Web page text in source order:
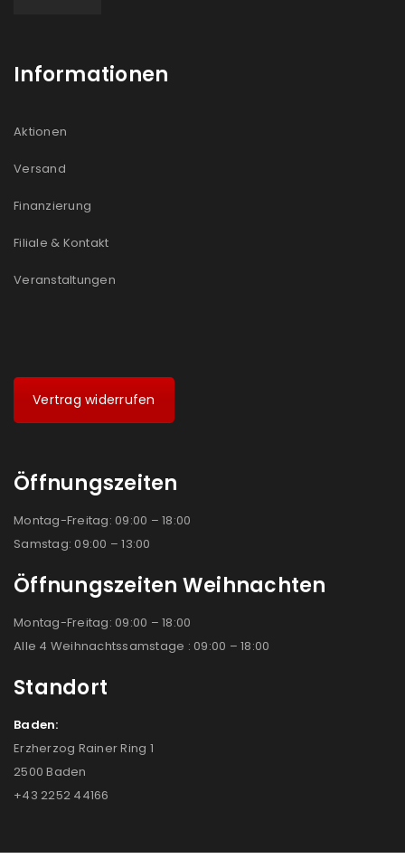
Informationen
Aktionen
Versand
Finanzierung
Filiale & Kontakt
Veranstaltungen
Vertrag widerrufen
Öffnungszeiten
Montag-Freitag: 09:00 – 18:00
Samstag: 09:00 – 13:00
Öffnungszeiten Weihnachten
Montag-Freitag: 09:00 – 18:00
Alle 4 Weihnachtssamstage : 09:00 – 18:00
Standort
Baden:
Erzherzog Rainer Ring 1
2500 Baden
+43 2252 44166